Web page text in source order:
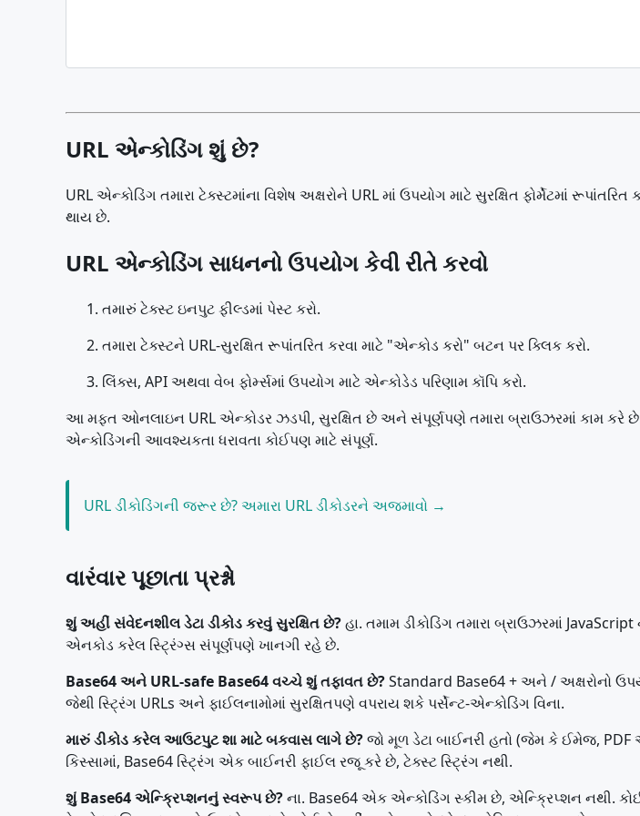
URL એન્કોડિંગ શું છે?
URL એન્કોડિંગ તમારા ટેક્સ્ટમાંના વિશેષ અક્ષરોને URL માં ઉપયોગ માટે સુરક્ષિત ફોર્મેટમાં
થાય છે.
URL એન્કોડિંગ સાધનનો ઉપયોગ કેવી રીતે કરવો
તમારું ટેક્સ્ટ ઇનપુટ ફીલ્ડમાં પેસ્ટ કરો.
તમારા ટેક્સ્ટને URL-સુરક્ષિત રૂપાંતરિત કરવા માટે "એન્કોડ કરો" બટન પર ક્લિક કરો.
લિંક્સ, API અથવા વેબ ફોર્મ્સમાં ઉપયોગ માટે એન્કોડેડ પરિણામ કૉપિ કરો.
આ મફત ઓનલાઇન URL એન્કોડર ઝડપી, સુરક્ષિત છે અને સંપૂર્ણપણે તમારા બ્રાઉઝરમાં કામ કરે છે.
એન્કોડિંગની આવશ્યકતા ધરાવતા કોઈપણ માટે સંપૂર્ણ.
URL ડીકોડિંગની જરૂર છે? અમારા URL ડીકોડરને અજમાવો →
વારંવાર પૂછાતા પ્રશ્નો
શું અહીં સંવેદનશીલ ડેટા ડીકોડ કરવું સુરક્ષિત છે?હા. તમામ ડીકોડિંગ તમારા બ્રાઉઝરમાં
એનકોડ કરેલ સ્ટ્રિંગ્સ સંપૂર્ણપણે ખાનગી રહે છે.
Base64 અને URL-safe Base64 વચ્ચે શું તફાવત છે?Standard Base64 + અને / અક્ષરોનો
જેથી સ્ટ્રિંગ URLs અને ફાઈલનામોમાં સુરક્ષિતપણે વપરાય શકે પર્સેન્ટ-એન્કોડિંગ વિના.
મારું ડીકોડ કરેલ આઉટપુટ શા માટે બકવાસ લાગે છે?જો મૂળ ડેટા બાઈનરી હતો (જેમ કે ઈમેજ,
કિસ્સામાં, Base64 સ્ટ્રિંગ એક બાઈનરી ફાઈલ રજૂ કરે છે, ટેક્સ્ટ સ્ટ્રિંગ નથી.
શું Base64 એન્ક્રિપ્શનનું સ્વરૂપ છે?ના. Base64 એક એન્કોડિંગ સ્કીમ છે, એન્ક્રિપ્શન નથી.